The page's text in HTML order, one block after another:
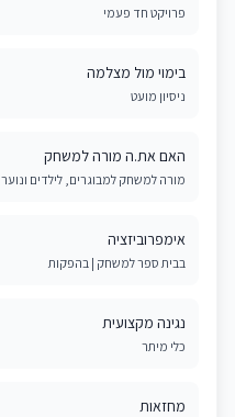
פרויקט חד פעמי
בימוי מול מצלמה
ניסיון מועט
האם את.ה מורה למשחק
מורה למשחק למבוגרים, לילדים ונוער
אימפרוביזציה
בבית ספר למשחק | בהפקות
נגינה מקצועית
כלי מיתר
מחזאות